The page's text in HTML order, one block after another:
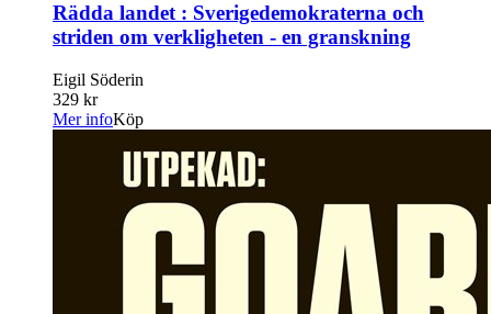
Rädda landet : Sverigedemokraterna och
striden om verkligheten - en granskning
Eigil Söderin
329 kr
Mer infoKöp